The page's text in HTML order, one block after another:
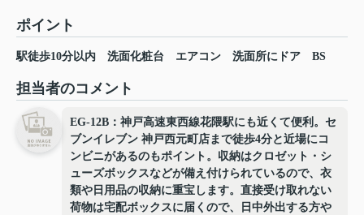
ポイント
駅徒歩10分以内 洗面化粧台 エアコン 洗面所にドア BS
担当者のコメント
EG-12B：神戸高速東西線花隈駅にも近くて便利。セ
ブンイレブン 神戸西元町店まで徒歩4分と近場にコ
ンビニがあるのもポイント。収納はクロゼット・シ
ューズボックスなどが備え付けられているので、衣
類や日用品の収納に重宝します。直接受け取れない
荷物は宅配ボックスに届くので、日中外出する方や